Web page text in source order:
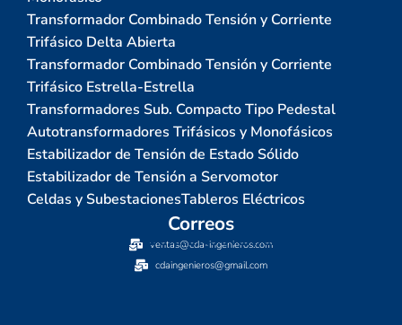
Transformador Combinado Tensión y Corriente
Trifásico Delta Abierta
Transformador Combinado Tensión y Corriente
Trifásico Estrella-Estrella
Transformadores Sub. Compacto Tipo Pedestal
Autotransformadores Trifásicos y Monofásicos
Estabilizador de Tensión de Estado Sólido
Estabilizador de Tensión a Servomotor
Celdas y SubestacionesTableros Eléctricos
Correos
ventas@cda-ingenieros.com
cdaingenieros@gmail.com